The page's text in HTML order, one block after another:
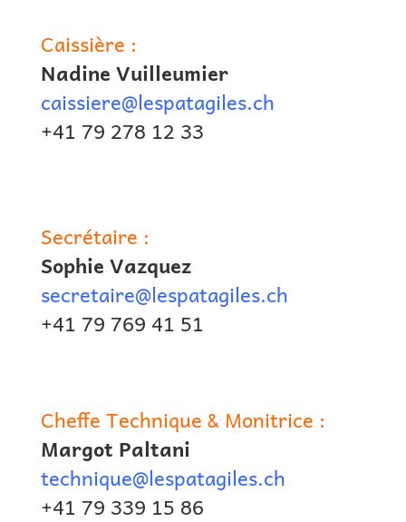
Caissière :
Nadine Vuilleumier
caissiere@lespatagiles.ch
+41 79 278 12 33
Secrétaire :
Sophie Vazquez
secretaire@lespatagiles.ch
+41 79 769 41 51
Cheffe Technique & Monitrice :
Margot Paltani
technique@lespatagiles.ch
+41 79 339 15 86